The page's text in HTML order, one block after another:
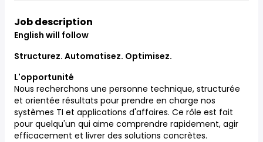
Job description
English will follow
Structurez. Automatisez. Optimisez.
L'opportunité
Nous recherchons une personne technique, structurée
et orientée résultats pour prendre en charge nos
systèmes TI et applications d'affaires. Ce rôle est fait
pour quelqu'un qui aime comprendre rapidement, agir
efficacement et livrer des solutions concrètes.